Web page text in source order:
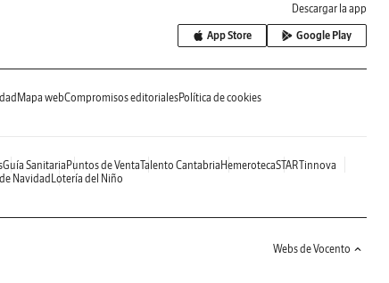
Descargar la app
App Store Google Play
Mapa webCompromisos editorialesPolítica de cookies
Guía SanitariaPuntos de VentaTalento CantabriaHemerotecaSTARTinnova
NavidadLotería del Niño
Webs de Vocento